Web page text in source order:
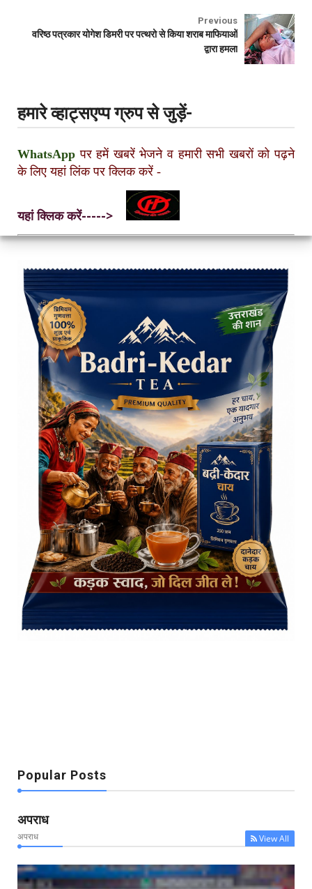
Previous
वरिष्ठ पत्रकार योगेश डिमरी पर पत्थरो से किया शराब माफियाओं
द्वारा हमला
हमारे व्हाट्सएप्प ग्रुप से जुड़ें-
WhatsApp पर हमें खबरें भेजने व हमारी सभी खबरों को पढ़ने
के लिए यहां लिंक पर क्लिक करें -
यहां क्लिक करें----->
Popular Posts
अपराध
अपराध View All